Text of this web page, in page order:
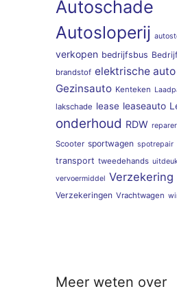
Autoschade
Autosloperij
verkopen bedrijfsbus
brandstof elektrische auto
Gezinsauto Kenteken
lakschade lease leaseauto
onderhoud RDW
Scooter sportwagen spotrepair
transport tweedehands
vervoermiddel Verzekering
Verzekeringen Vrachtwagen
Meer weten over